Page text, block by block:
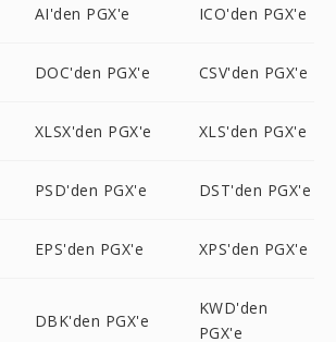
AI'den PGX'e ICO'den PGX'e
DOC'den PGX'e CSV'den PGX'e
XLSX'den PGX'e XLS'den PGX'e
PSD'den PGX'e DST'den PGX'e
EPS'den PGX'e XPS'den PGX'e
DBK'den PGX'e
KWD'den
PGX'e